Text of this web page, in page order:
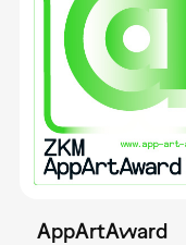
AppArtAward